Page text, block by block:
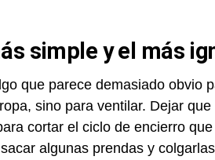
simple y el más
que parece demasiado obvio
sino para ventilar. Dejar
cortar el ciclo de encierro
algunas prendas y